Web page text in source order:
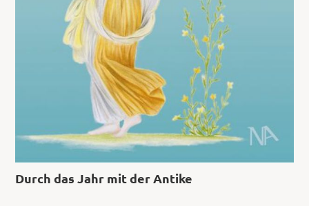
Durch das Jahr mit der Antike